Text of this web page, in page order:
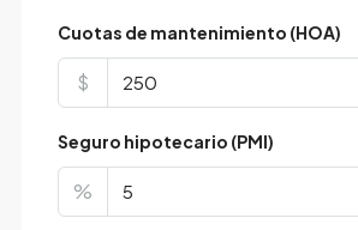
Cuotas de mantenimiento (HOA)
$
Seguro hipotecario (PMI)
%